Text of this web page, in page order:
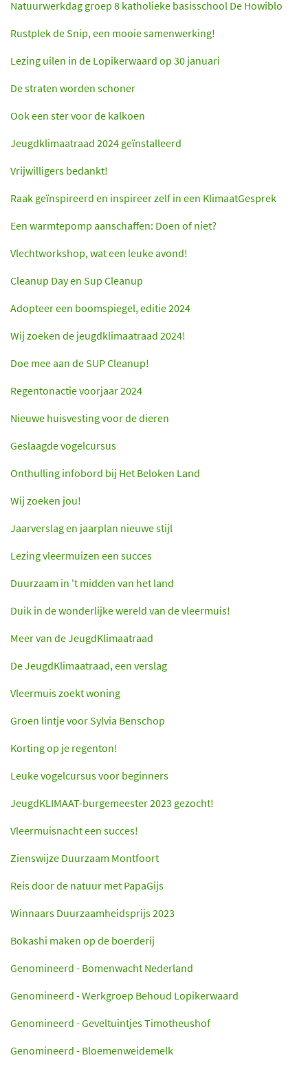
Natuurwerkdag groep 8 katholieke basisschool De Howiblo
Rustplek de Snip, een mooie samenwerking!
Lezing uilen in de Lopikerwaard op 30 januari
De straten worden schoner
Ook een ster voor de kalkoen
Jeugdklimaatraad 2024 geïnstalleerd
Vrijwilligers bedankt!
Raak geïnspireerd en inspireer zelf in een KlimaatGesprek
Een warmtepomp aanschaffen: Doen of niet?
Vlechtworkshop, wat een leuke avond!
Cleanup Day en Sup Cleanup
Adopteer een boomspiegel, editie 2024
Wij zoeken de jeugdklimaatraad 2024!
Doe mee aan de SUP Cleanup!
Regentonactie voorjaar 2024
Nieuwe huisvesting voor de dieren
Geslaagde vogelcursus
Onthulling infobord bij Het Beloken Land
Wij zoeken jou!
Jaarverslag en jaarplan nieuwe stijl
Lezing vleermuizen een succes
Duurzaam in 't midden van het land
Duik in de wonderlijke wereld van de vleermuis!
Meer van de JeugdKlimaatraad
De JeugdKlimaatraad, een verslag
Vleermuis zoekt woning
Groen lintje voor Sylvia Benschop
Korting op je regenton!
Leuke vogelcursus voor beginners
JeugdKLIMAAT-burgemeester 2023 gezocht!
Vleermuisnacht een succes!
Zienswijze Duurzaam Montfoort
Reis door de natuur met PapaGijs
Winnaars Duurzaamheidsprijs 2023
Bokashi maken op de boerderij
Genomineerd - Bomenwacht Nederland
Genomineerd - Werkgroep Behoud Lopikerwaard
Genomineerd - Geveltuintjes Timotheushof
Genomineerd - Bloemenweidemelk